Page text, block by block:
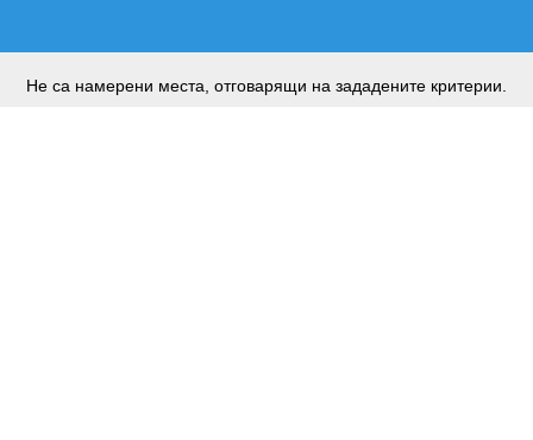
Не са намерени места, отговарящи на зададените критерии.